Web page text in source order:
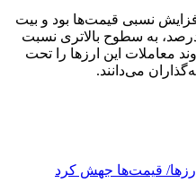
نسبی قیمت‌ها بود و بیت
به سطوح بالاتری نسبت
معاملات این ارزها را تحت
می‌دانند.